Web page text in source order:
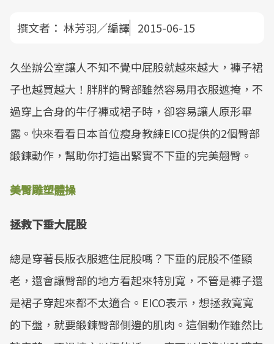
撰文者： 林芳羽／編譯 2015-06-15
久坐辦公室讓人不知不覺中屁股就越來越大，褲子裙
子也越買越大！胖胖的臀部雖然容易用衣服遮掩，不
過穿上合身的牛仔褲或裙子時，卻容易讓人原形畢
露。快來看看日本首位瘦身教練EICO提供的2個臀部
鍛鍊動作，幫助你打造出緊實不下垂的完美翹臀。
美臀雕塑體操
拯救下垂大屁股
總是穿著長版衣服遮住屁股嗎？下垂的屁股不僅顯
老，還會讓臀部的地方看起來特別寬，不管是褲子還
是裙子穿起來都不太適合。EICO表示，想拯救寬寬
的下盤，就要鍛鍊臀部側邊的肌肉。這個動作雖然比